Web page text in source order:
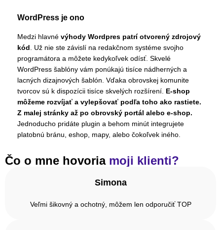
WordPress je ono
Medzi hlavné výhody Wordpres patrí otvorený zdrojový
kód . Už nie ste závislí na redakčnom systéme svojho
programátora a môžete kedykoľvek odísť. Skvelé
WordPress šablóny vám ponúkajú tisíce nádherných a
lacných dizajnových šablón. Vďaka obrovskej komunite
tvorcov sú k dispozícii tisíce skvelých rozšírení. E-shop
môžeme rozvíjať a vylepšovať podľa toho ako rastiete.
Z malej stránky až po obrovský portál alebo e-shop.
Jednoducho pridáte plugin a behom minút integrujete
platobnú bránu, eshop, mapy, alebo čokoľvek iného.
Čo o mne hovoriamoji klienti?
Simona
Veľmi šikovný a ochotný, môžem len odporučiť TOP